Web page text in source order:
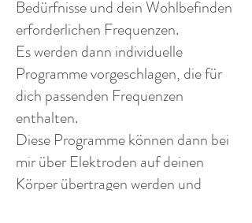
Bedürfnisse und dein Wohlbefinden
erforderlichen Frequenzen.
Es werden dann individuelle
Programme vorgeschlagen, die für
dich passenden Frequenzen
enthalten.
Diese Programme können dann bei
mir über Elektroden auf deinen
Körper übertragen werden und